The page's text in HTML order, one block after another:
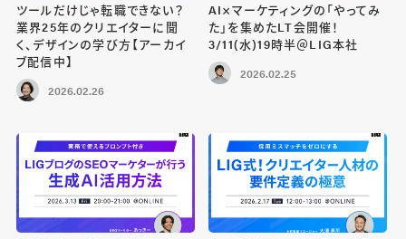
ツールだけじゃ転職できない？
業界25年のクリエイターに聞
く、デザインの学び方【アーカイ
ブ配信中】
2026.02.26
AI×マーケティングの「やってみ
た」を集めたLT会開催！
3/11(水)19時半＠LIG本社
2026.02.25